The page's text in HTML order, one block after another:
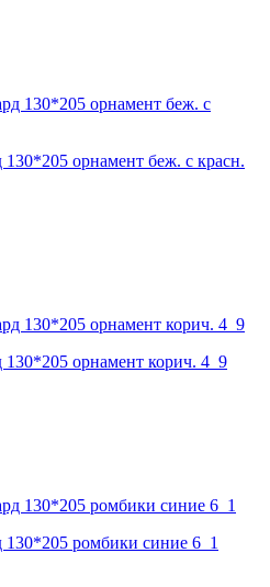
орнамент беж. с красн.
орнамент корич. 4_9
ромбики синие 6_1